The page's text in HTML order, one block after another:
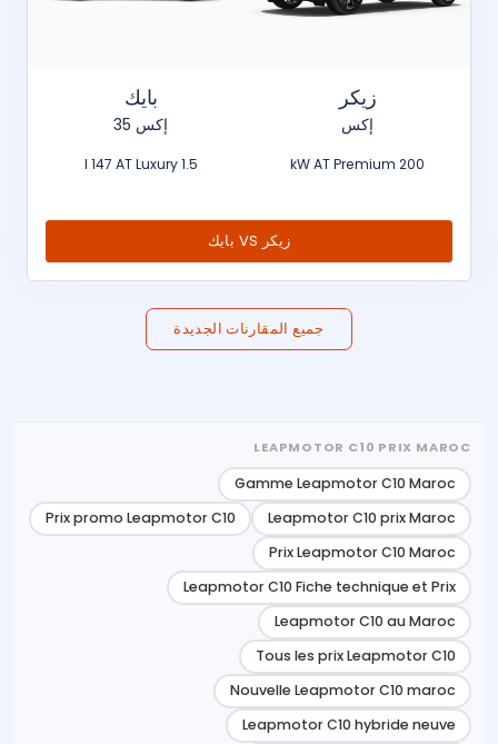
زيكر
إكس
200 kW AT Premium
بايك
إكس 35
1.5 l 147 AT Luxury
زيكر VS بايك
جميع المقارنات الجديدة
LEAPMOTOR C10 PRIX MAROC
Gamme Leapmotor C10 Maroc
Leapmotor C10 prix Maroc
Prix promo Leapmotor C10
Prix Leapmotor C10 Maroc
Leapmotor C10 Fiche technique et Prix
Leapmotor C10 au Maroc
Tous les prix Leapmotor C10
Nouvelle Leapmotor C10 maroc
Leapmotor C10 hybride neuve